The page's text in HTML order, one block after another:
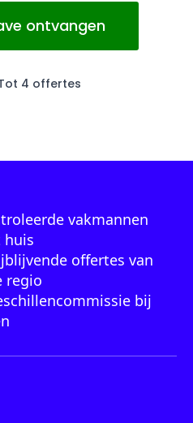
ontvangen
4 offertes
vakmannen
huis
offertes van
regio
bij